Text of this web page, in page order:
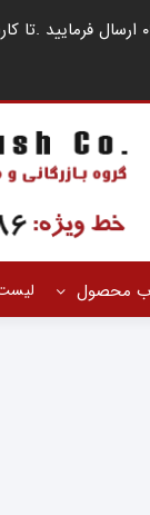
مشتریان گرامی ، در صورت اشغال خطوط کارشناسان فروش ، لطفا درخواست خود را از
محصول